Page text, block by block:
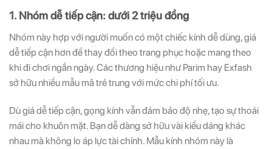
1. Nhóm dễ tiếp cận: dưới 2 triệu đồng
Nhóm này hợp với người muốn có một chiếc kính dễ dùng, giá
dễ tiếp cận hơn để thay đổi theo trang phục hoặc mang theo
khi đi chơi ngắn ngày. Các thương hiệu như Parim hay Exfash
sở hữu nhiều mẫu mã trẻ trung với mức chi phí tối ưu.
Dù giá dễ tiếp cận, gọng kính vẫn đảm bảo độ nhẹ, tạo sự thoải
mái cho khuôn mặt. Bạn dễ dàng sở hữu vài kiểu dáng khác
nhau mà không lo áp lực tài chính. Mẫu kính nhóm này là